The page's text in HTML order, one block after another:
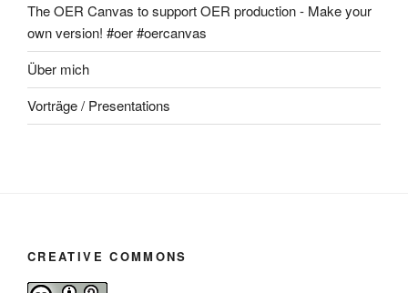
The OER Canvas to support OER production - Make your
own version! #oer #oercanvas
Über mich
Vorträge / Presentations
CREATIVE COMMONS